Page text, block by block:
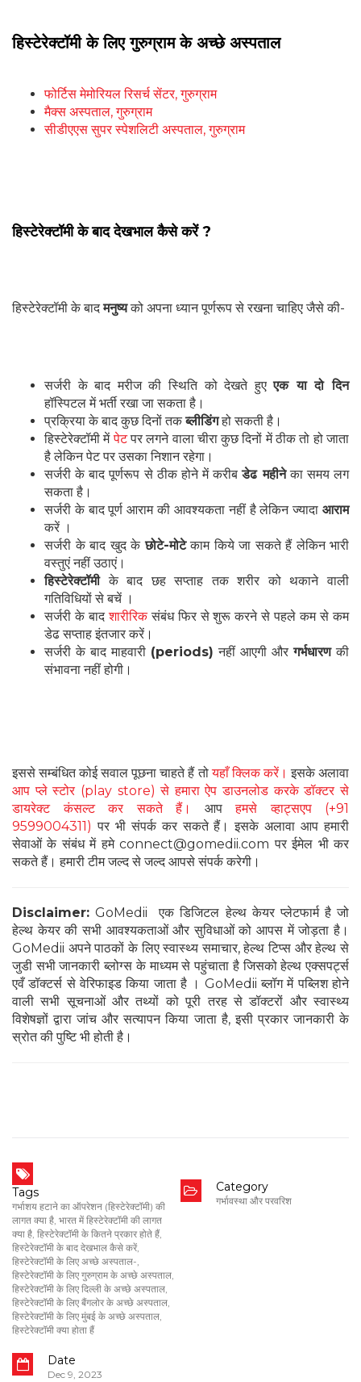
हिस्टेरेक्टॉमी के लिए गुरुग्राम के अच्छे अस्पताल
फोर्टिस मेमोरियल रिसर्च सेंटर, गुरुग्राम
मैक्स अस्पताल, गुरुग्राम
सीडीएएस सुपर स्पेशलिटी अस्पताल, गुरुग्राम
हिस्टेरेक्टॉमी के बाद देखभाल कैसे करें ?
हिस्टेरेक्टॉमी के बादमनुष्यको अपना ध्यान पूर्णरूप से रखना चाहिए जैसे की-
सर्जरी के बाद मरीज की स्थिति को देखते हुएएक या दो दिन
हॉस्पिटल में भर्ती रखा जा सकता है।
प्रक्रिया के बाद कुछ दिनों तकब्लीडिंगहो सकती है।
हिस्टेरेक्टॉमी मेंपेटपर लगने वाला चीरा कुछ दिनों में ठीक तो हो जाता
है लेकिन पेट पर उसका निशान रहेगा।
सर्जरी के बाद पूर्णरूप से ठीक होने में करीबडेढ महीनेका समय लग
सकता है।
सर्जरी के बाद पूर्ण आराम की आवश्यकता नहीं है लेकिन ज्यादा आराम
करें ।
सर्जरी के बाद खुद केछोटे-मोटेकाम किये जा सकते हैं लेकिन भारी
वस्तुएं नहीं उठाएं।
हिस्टेरेक्टॉमीके बाद छह सप्ताह तक शरीर को थकाने वाली
गतिविधियों से बचें ।
सर्जरी के बादशारीरिकसंबंध फिर से शुरू करने से पहले कम से कम
डेढ सप्ताह इंतजार करें।
सर्जरी के बाद माहवारी (periods) नहीं आएगी औरगर्भधारणकी
संभावना नहीं होगी।
इससे सम्बंधित कोई सवाल पूछना चाहते हैं तोयहाँ क्लिक करें। इसके अलावा
आप प्ले स्टोर (play store) से हमारा ऐप डाउनलोड करके डॉक्टर से
डायरेक्ट कंसल्ट कर सकते हैं।
आपहमसे व्हाट्सएप (+91
9599004311) पर भी संपर्क कर सकते हैं। इसके अलावा आप हमारी
सेवाओं के संबंध में हमे connect@gomedii.com पर ईमेल भी कर
सकते हैं। हमारी टीम जल्द से जल्द आपसे संपर्क करेगी।
Disclaimer: GoMedii एक डिजिटल हेल्थ केयर प्लेटफार्म है जो
हेल्थ केयर की सभी आवश्यकताओं और सुविधाओं को आपस में जोड़ता है।
GoMedii अपने पाठकों के लिए स्वास्थ्य समाचार, हेल्थ टिप्स और हेल्थ से
जुडी सभी जानकारी ब्लोग्स के माध्यम से पहुंचाता है जिसको हेल्थ एक्सपर्ट्स
एवँ डॉक्टर्स से वेरिफाइड किया जाता है । GoMedii ब्लॉग में पब्लिश होने
वाली सभी सूचनाओं और तथ्यों को पूरी तरह से डॉक्टरों और स्वास्थ्य
विशेषज्ञों द्वारा जांच और सत्यापन किया जाता है, इसी प्रकार जानकारी के
स्रोत की पुष्टि भी होती है।
Tags
गर्भाशय हटाने का ऑपरेशन (हिस्टेरेक्टॉमी) की
लागत क्या है, भारत में हिस्टेरेक्टॉमी की लागत
क्या है, हिस्टेरेक्टॉमी के कितने प्रकार होते हैं,
हिस्टेरेक्टॉमी के बाद देखभाल कैसे करें,
हिस्टेरेक्टॉमी के लिए अच्छे अस्पताल-,
हिस्टेरेक्टॉमी के लिए गुरुग्राम के अच्छे अस्पताल,
हिस्टेरेक्टॉमी के लिए दिल्ली के अच्छे अस्पताल,
हिस्टेरेक्टॉमी के लिए बैंगलोर के अच्छे अस्पताल,
हिस्टेरेक्टॉमी के लिए मुंबई के अच्छे अस्पताल,
हिस्टेरेक्टॉमी क्या होता हैं
Category
गर्भावस्था और परवरिश
Date
Dec 9, 2023